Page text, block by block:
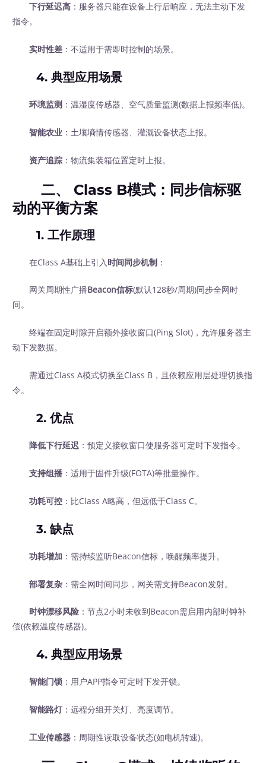
下行延迟高 ：服务器只能在设备上行后响应，无法主动下发
指令。
实时性差 ：不适用于需即时控制的场景。
4.典型应用场景
环境监测 ：温湿度传感器、空气质量监测(数据上报频率低)。
智能农业 ：土壤墒情传感器、灌溉设备状态上报。
资产追踪 ：物流集装箱位置定时上报。
二、 Class B模式：同步信标驱
动的平衡方案
1.工作原理
在Class A基础上引入 时间同步机制 ：
网关周期性广播Beacon信标(默认128秒/周期)同步全网时
间。
终端在固定时隙开启额外接收窗口(Ping Slot)，允许服务器主
动下发数据。
需通过Class A模式切换至Class B，且依赖应用层处理切换指
令。
2.优点
降低下行延迟 ：预定义接收窗口使服务器可定时下发指令。
支持组播 ：适用于固件升级(FOTA)等批量操作。
功耗可控 ：比Class A略高，但远低于Class C。
3.缺点
功耗增加 ：需持续监听Beacon信标，唤醒频率提升。
部署复杂 ：需全网时间同步，网关需支持Beacon发射。
时钟漂移风险 ：节点2小时未收到Beacon需启用内部时钟补
偿(依赖温度传感器)。
4.典型应用场景
智能门锁 ：用户APP指令可定时下发开锁。
智能路灯：远程分组开关灯、亮度调节。
工业传感器 ：周期性读取设备状态(如电机转速)。